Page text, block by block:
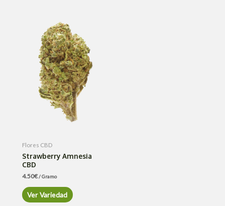
Flores CBD
Strawberry Amnesia
CBD
4.50€/ Gramo
Ver Variedad